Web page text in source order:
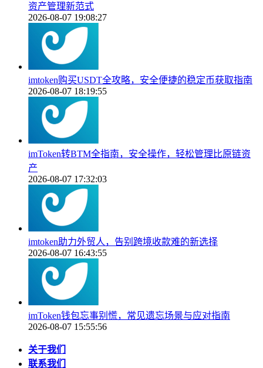
资产管理新范式
2026-08-07 19:08:27
imtoken购买USDT全攻略，安全便捷的稳定币获取指南
2026-08-07 18:19:55
imToken转BTM全指南，安全操作，轻松管理比原链资
产
2026-08-07 17:32:03
imtoken助力外贸人，告别跨境收款难的新选择
2026-08-07 16:43:55
imToken钱包忘事别慌，常见遗忘场景与应对指南
2026-08-07 15:55:56
关于我们
联系我们